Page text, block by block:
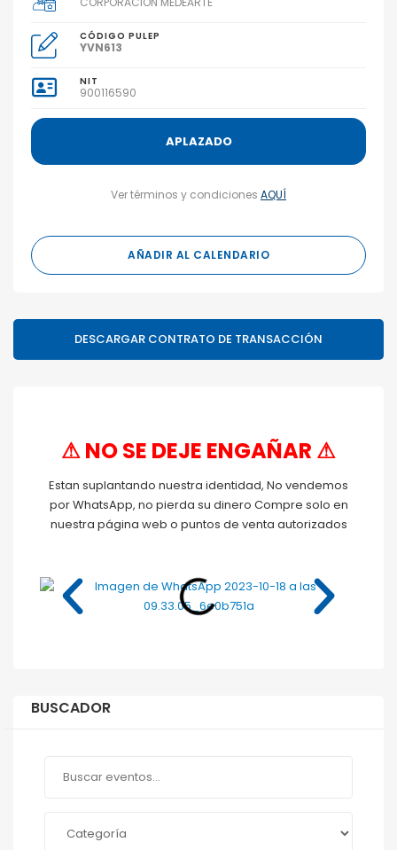
CÓDIGO PULEP
YVN613
NIT
900116590
APLAZADO
Ver términos y condiciones AQUÍ
AÑADIR AL CALENDARIO
DESCARGAR CONTRATO DE TRANSACCIÓN
⚠ NO SE DEJE ENGAÑAR ⚠
Estan suplantando nuestra identidad, No vendemos
por WhatsApp, no pierda su dinero Compre solo en
nuestra página web o puntos de venta autorizados
BUSCADOR